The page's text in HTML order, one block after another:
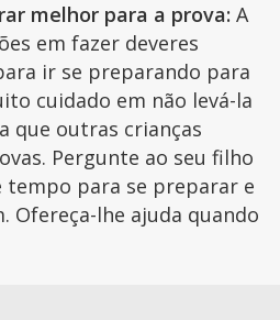
melhor para a prova: A
em fazer deveres
ir se preparando para
cuidado em não levá-la
que outras crianças
Pergunte ao seu filho
tempo para se preparar e
Ofereça-lhe ajuda quando